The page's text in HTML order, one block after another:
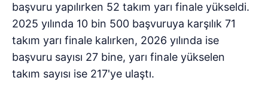
başvuru yapılırken 52 takım yarı finale yükseldi.
2025 yılında 10 bin 500 başvuruya karşılık 71
takım yarı finale kalırken, 2026 yılında ise
başvuru sayısı 27 bine, yarı finale yükselen
takım sayısı ise 217'ye ulaştı.